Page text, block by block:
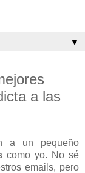
▼
a las
a un pequeño
como yo. No sé
emails, pero